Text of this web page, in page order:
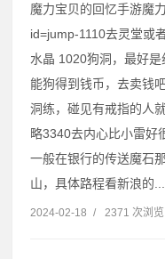
魔力宝贝的回忆手游魔
id=jump-1110去灵堂或
水晶 1020狗洞，最好
能狗得到钱币，去卖钱
洞练，碰见有戒指的人
略3340去内心比小雷好
一般在银行的传送魔石
山，具体路程看新浪的...
2024-02-18 / 2371 次浏览